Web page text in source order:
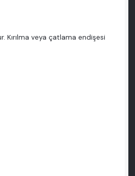
Kırılma veya çatlama endişesi